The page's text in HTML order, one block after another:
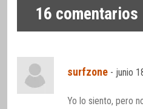
16 comentarios
surfzone - junio
Yo lo siento, pero